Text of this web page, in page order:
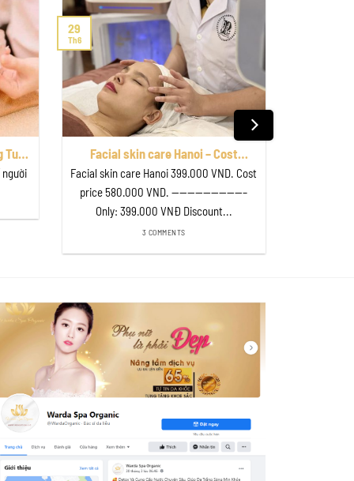
Tuổi
người
Facial skin care Hanoi – Cost
580.000VND Sale 399.000VND
Facial skin care Hanoi 399.000 VND. Cost
price 580.000 VND. —————————–
Only: 399.000 VNĐ Discount...
3 COMMENTS
29
Th6